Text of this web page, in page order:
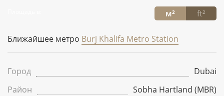
м² ft²
Ближайшее метро Burj Khalifa Metro Station
Город
Dubai
Район
Sobha Hartland (MBR)